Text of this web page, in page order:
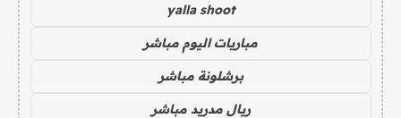
yalla shoot
مباريات اليوم مباشر
برشلونة مباشر
ريال مدريد مباشر